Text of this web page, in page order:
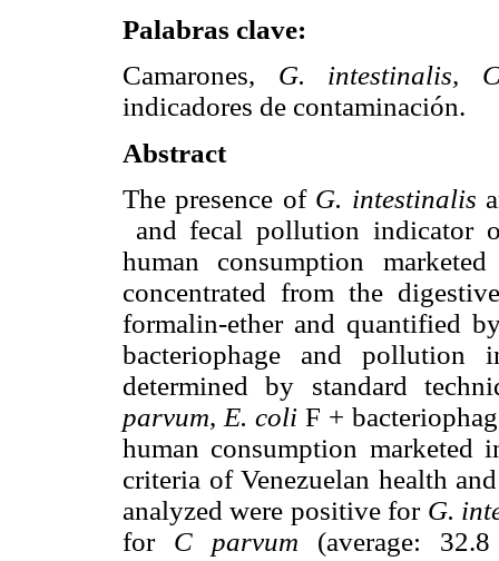
Palabras clave:
Camarones, G. intestinalis,
indicadores de contaminación.
Abstract
The presence of G. intestinalis
and fecal pollution indicator
human consumption
concentrated from the
formalin-ether and quantified
bacteriophage and pollution
determined by standard
parvum, E. coliF +
human consumption
criteria of Venezuelan health
analyzed were positive for G.
for C parvum (average: